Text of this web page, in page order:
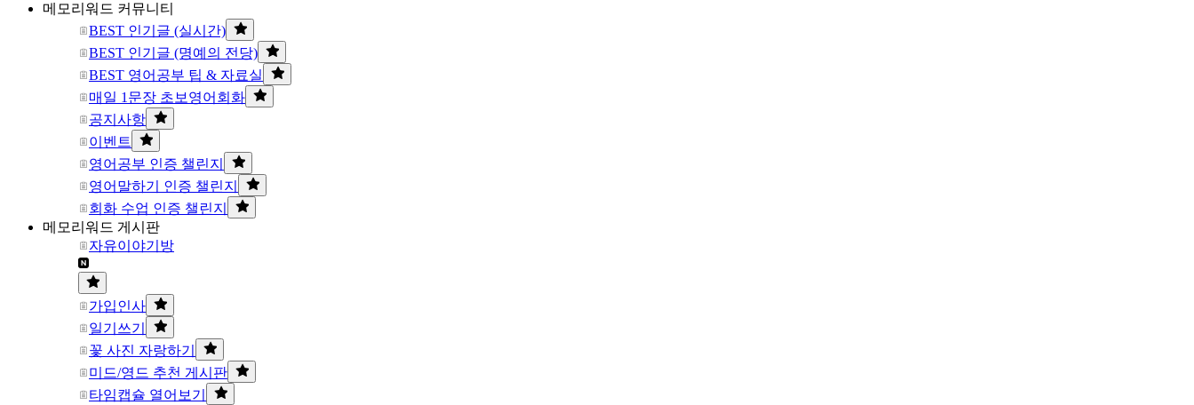
메모리워드 커뮤니티
BEST 인기글 (실시간)
BEST 인기글 (명예의 전당)
BEST 영어공부 팁 & 자료실
매일 1문장 초보영어회화
공지사항
이벤트
영어공부 인증 챌린지
영어말하기 인증 챌린지
회화 수업 인증 챌린지
메모리워드 게시판
자유이야기방
가입인사
일기쓰기
꽃 사진 자랑하기
미드/영드 추천 게시판
타임캡슐 열어보기